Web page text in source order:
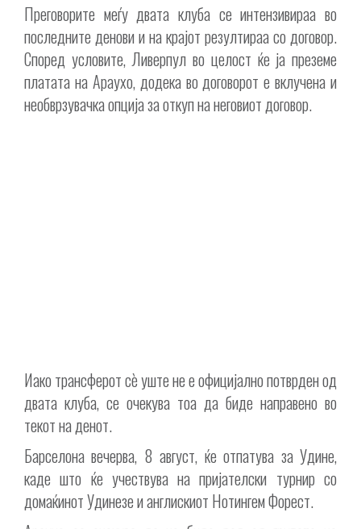
Преговорите меѓу двата клуба се интензивираа во
последните денови и на крајот резултираа со договор.
Според условите, Ливерпул во целост ќе ја преземе
платата на Араухо, додека во договорот е вклучена и
необврзувачка опција за откуп на неговиот договор.
Иако трансферот сè уште не е официјално потврден од
двата клуба, се очекува тоа да биде направено во
текот на денот.
Барселона вечерва, 8 август, ќе отпатува за Удине,
каде што ќе учествува на пријателски турнир со
домаќинот Удинезе и англискиот Нотингем Форест.